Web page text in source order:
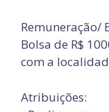
Remuneração/
Bolsa de R$
com a
Atribuições: